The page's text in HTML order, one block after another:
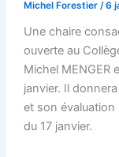
Michel Forestier /6
Une chaire
ouverte au
Michel MENGER
janvier. Il
et son évaluation
du 17 janvier.